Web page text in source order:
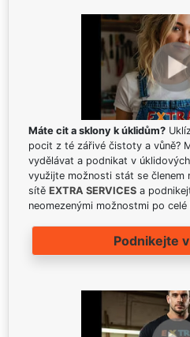
Máte cit a sklony k úklidům?
pocit z té zářivé čistoty a vůně?
vydělávat a podnikat v
využijte možnosti stát se členem
sítě EXTRA SERVICES a
neomezenými možnostmi po celé
Podnikejte